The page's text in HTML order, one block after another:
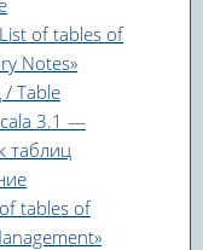
of tables of
Notes»
/ Table
3.1 —
таблиц
tables of